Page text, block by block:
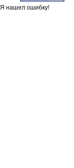
Я нашел ошибку!